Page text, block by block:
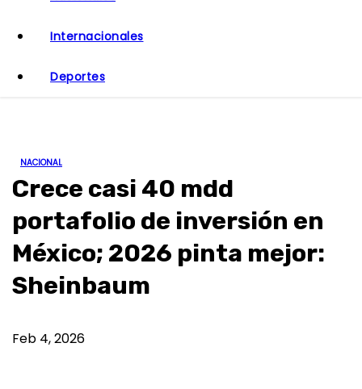
Internacionales
Deportes
NACIONAL
Crece casi 40 mdd
portafolio de inversión en
México; 2026 pinta mejor:
Sheinbaum
Feb 4, 2026